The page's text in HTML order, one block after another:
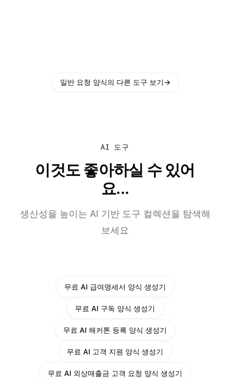
일반 요청 양식의 다른 도구 보기→
AI 도구
이것도 좋아하실 수 있어
요...
생산성을 높이는 AI 기반 도구 컬렉션을 탐색해
보세요
무료 AI 급여명세서 양식 생성기
무료 AI 구독 양식 생성기
무료 AI 해커톤 등록 양식 생성기
무료 AI 고객 지원 양식 생성기
무료 AI 외상매출금 고객 요청 양식 생성기